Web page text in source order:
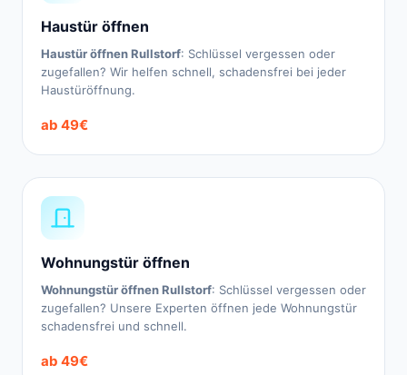
Haustür öffnen
Haustür öffnen Rullstorf: Schlüssel vergessen oder
zugefallen? Wir helfen schnell, schadensfrei bei jeder
Haustüröffnung.
ab 49€
Wohnungstür öffnen
Wohnungstür öffnen Rullstorf: Schlüssel vergessen oder
zugefallen? Unsere Experten öffnen jede Wohnungstür
schadensfrei und schnell.
ab 49€